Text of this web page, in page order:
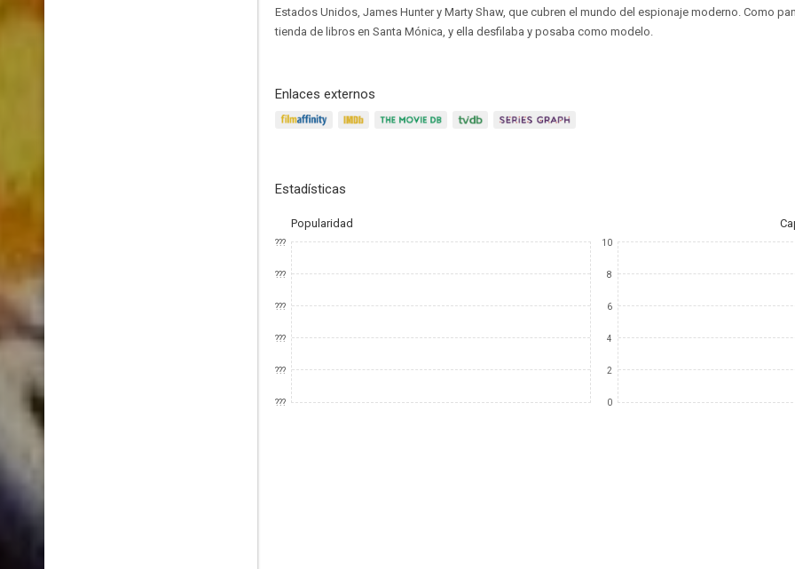
Estados Unidos, James Hunter y Marty Shaw, que cubren el mundo del espionaje moderno. Como
tienda de libros en Santa Mónica, y ella desfilaba y posaba como modelo.
Enlaces externos
Estadísticas
Popularidad
???
???
???
???
???
???
10
8
6
4
2
0